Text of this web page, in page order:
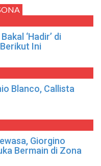
‘Hadir’ di
Ini
Blanco, Callista
Giorgino
Bermain di Zona